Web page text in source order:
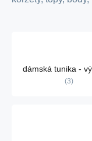
dámská tunika -
3